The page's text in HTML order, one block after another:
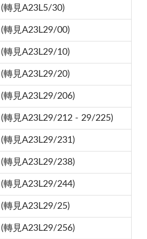
(轉見A23L5/30)
(轉見A23L29/00)
(轉見A23L29/10)
(轉見A23L29/20)
(轉見A23L29/206)
(轉見A23L29/212 - 29/225)
(轉見A23L29/231)
(轉見A23L29/238)
(轉見A23L29/244)
(轉見A23L29/25)
(轉見A23L29/256)